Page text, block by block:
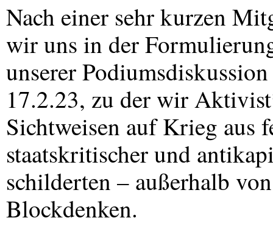
Nach einer sehr kurzen
wir uns in der
unserer
17.2.23, zu der wir
Sichtweisen auf Krieg aus
staatskritischer und
schilderten – außerhalb
Blockdenken.